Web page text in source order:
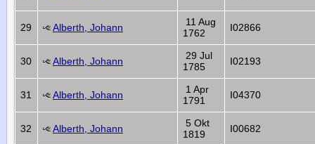
29 Alberth, Johann
11 Aug
1762
I02866
30 Alberth, Johann
29 Jul
1785
I02193
31 Alberth, Johann
1 Apr
1791
I04370
32 Alberth, Johann
5 Okt
1819
I00682